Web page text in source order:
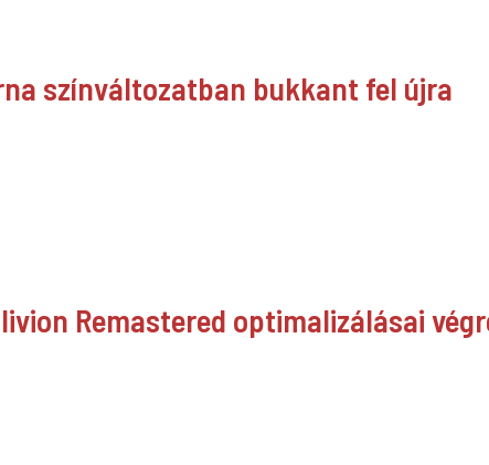
színváltozatban bukkant fel újra
Remastered optimalizálásai